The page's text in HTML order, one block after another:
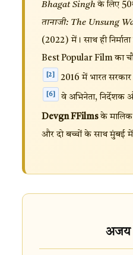
Bhagat Singh के लिए
तानाजी: The Unsung
(2022) में। साथ ही
Best Popular Film का
[2] 2016 में भारत
[6] वे अभिनेता, निर्देशक
Devgn FFilms के मालिक
और दो बच्चों के साथ मुंबई
अजय